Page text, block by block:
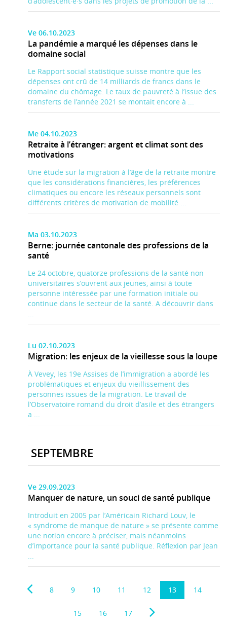
Ve 06.10.2023
La pandémie a marqué les dépenses dans le
domaine social
Le Rapport social statistique suisse montre que les
dépenses ont crû de 14 milliards de francs dans le
domaine du chômage. Le taux de pauvreté à l’issue des
transferts de l’année 2021 se montait encore à ...
Me 04.10.2023
Retraite à l’étranger: argent et climat sont des
motivations
Une étude sur la migration à l’âge de la retraite montre
que les considérations financières, les préférences
climatiques ou encore les réseaux personnels sont
différents critères de motivation de mobilité ...
Ma 03.10.2023
Berne: journée cantonale des professions de la
santé
Le 24 octobre, quatorze professions de la santé non
universitaires s’ouvrent aux jeunes, ainsi à toute
personne intéressée par une formation initiale ou
continue dans le secteur de la santé. A découvrir dans
...
Lu 02.10.2023
Migration: les enjeux de la vieillesse sous la loupe
À Vevey, les 19e Assises de l’immigration a abordé les
problématiques et enjeux du vieillissement des
personnes issues de la migration. Le travail de
l’Observatoire romand du droit d’asile et des étrangers
a ...
SEPTEMBRE
Ve 29.09.2023
Manquer de nature, un souci de santé publique
Introduit en 2005 par l’Américain Richard Louv, le
« syndrome de manque de nature » se présente comme
une notion encore à préciser, mais néanmoins
d’importance pour la santé publique. Réflexion par Jean
...
8 9 10 11 12 13 14
15 16 17